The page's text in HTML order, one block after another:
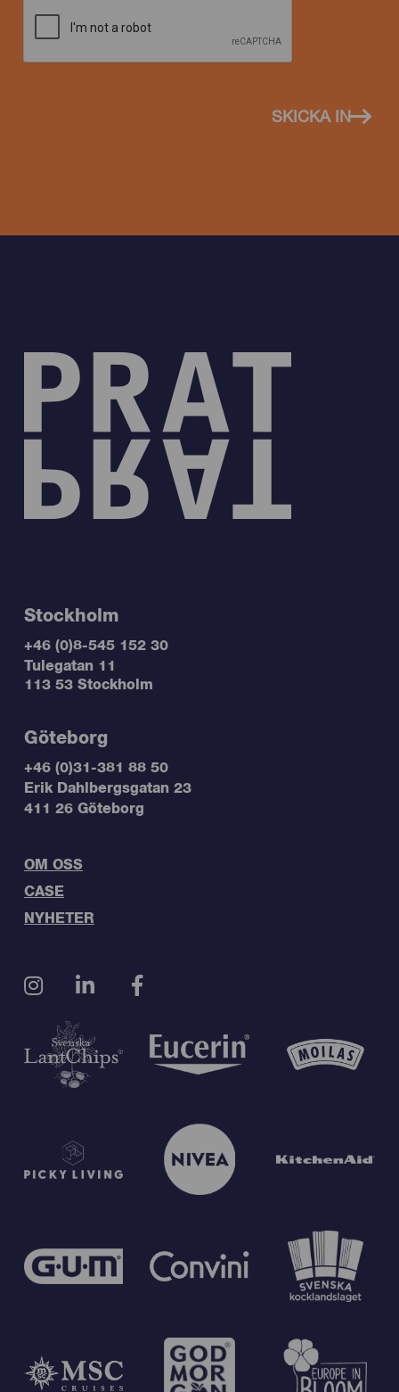
Stockholm
+46 (0)8-545 152 30
Tulegatan 11
113 53 Stockholm
Göteborg
+46 (0)31-381 88 50
Erik Dahlbergsgatan 23
411 26 Göteborg
OM OSS
CASE
NYHETER